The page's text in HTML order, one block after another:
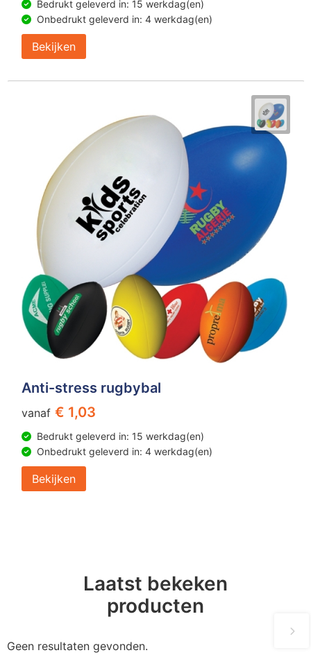
Bedrukt geleverd in: 15 werkdag(en)
Onbedrukt geleverd in: 4 werkdag(en)
Bekijken
Anti-stress rugbybal
vanaf € 1,03
Bedrukt geleverd in: 15 werkdag(en)
Onbedrukt geleverd in: 4 werkdag(en)
Bekijken
Laatst bekeken
producten
Geen resultaten gevonden.